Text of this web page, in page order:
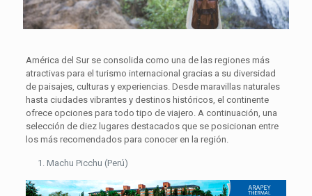
América del Sur se consolida como una de las regiones más
atractivas para el turismo internacional gracias a su diversidad
de paisajes, culturas y experiencias. Desde maravillas naturales
hasta ciudades vibrantes y destinos históricos, el continente
ofrece opciones para todo tipo de viajero. A continuación, una
selección de diez lugares destacados que se posicionan entre
los más recomendados para conocer en la región.
Machu Picchu (Perú)